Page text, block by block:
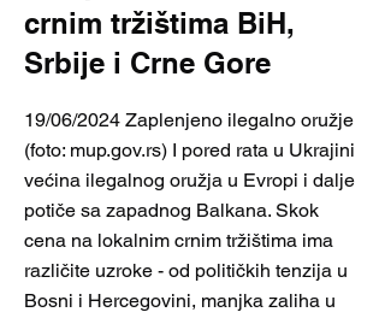
crnim tržištima BiH,
Srbije i Crne Gore
19/06/2024 Zaplenjeno ilegalno oružje
(foto: mup.gov.rs) I pored rata u Ukrajini
većina ilegalnog oružja u Evropi i dalje
potiče sa zapadnog Balkana. Skok
cena na lokalnim crnim tržištima ima
različite uzroke - od političkih tenzija u
Bosni i Hercegovini, manjka zaliha u